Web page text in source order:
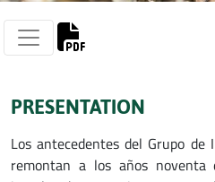
PRESENTATION
Los antecedentes del Grupo de
remontan a los años noventa